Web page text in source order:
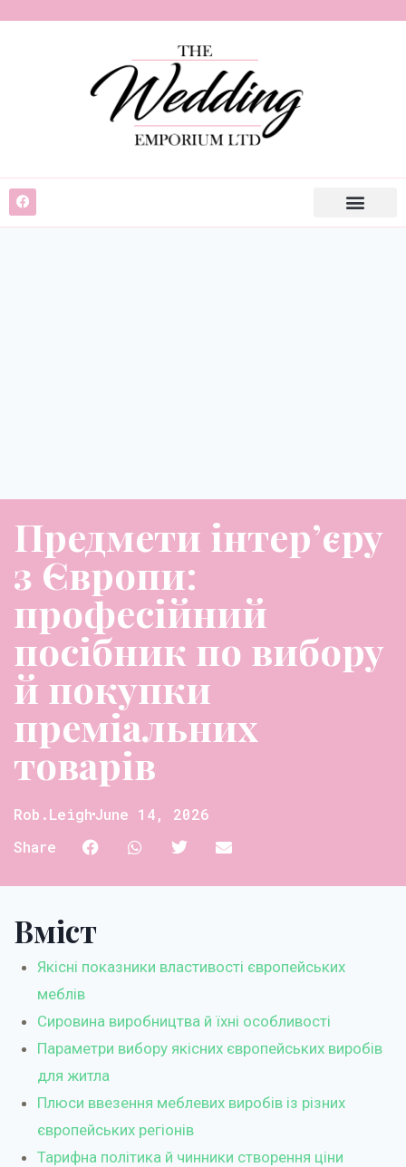
Предмети інтер’єру
з Європи:
професійний
посібник по вибору
й покупки
преміальних
товарів
Rob.leighJune 14, 2026
Share
Вміст
Якісні показники властивості європейських
меблів
Сировина виробництва й їхні особливості
Параметри вибору якісних європейських виробів
для житла
Плюси ввезення меблевих виробів із різних
європейських регіонів
Тарифна політика й чинники створення ціни